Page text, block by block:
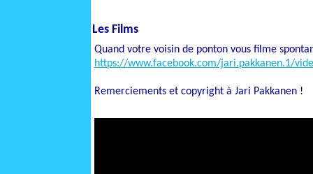
Les Films
Quand votre voisin de ponton vous filme
https://www.facebook.com/jari.pakkanen.1/
Remerciements et copyright à Jari Pakkanen !